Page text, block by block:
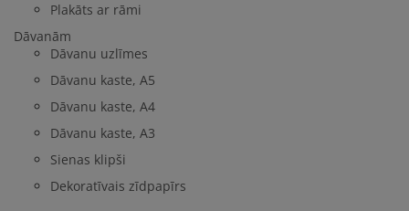
Plakāts ar rāmi
Dāvanām
Dāvanu uzlīmes
Dāvanu kaste, A5
Dāvanu kaste, A4
Dāvanu kaste, A3
Sienas klipši
Dekoratīvais zīdpapīrs